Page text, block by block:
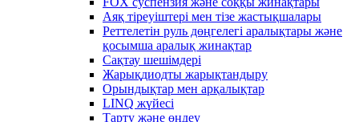
Аяқ тіреуіштері мен тізе жастықшалары
Реттелетін руль дөңгелегі аралықтары және
қосымша аралық жинақтар
Сақтау шешімдері
Жарықдиодты жарықтандыру
Орындықтар мен арқалықтар
LINQ жүйесі
Тарту және өңдеу